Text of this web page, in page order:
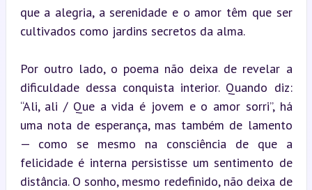
que a alegria, a serenidade e o amor têm que ser
cultivados como jardins secretos da alma.
Por outro lado, o poema não deixa de revelar a
dificuldade dessa conquista interior. Quando diz:
“Ali, ali / Que a vida é jovem e o amor sorri”, há
uma nota de esperança, mas também de lamento
— como se mesmo na consciência de que a
felicidade é interna persistisse um sentimento de
distância. O sonho, mesmo redefinido, não deixa de